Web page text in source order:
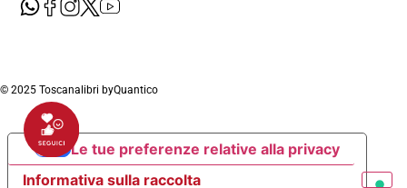
© 2025 Toscanalibri byQuantico
Informativa sulla raccolta
Le tue preferenze relative alla privacy